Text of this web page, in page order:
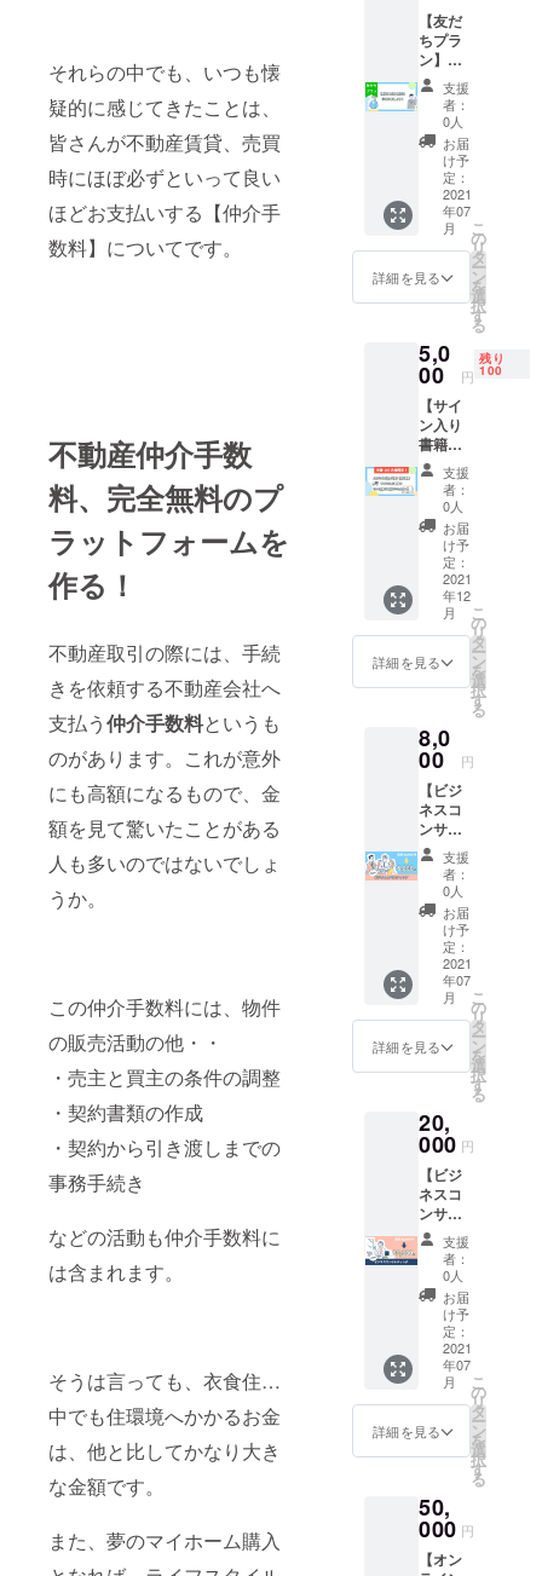
それらの中でも、いつも懐
疑的に感じてきたことは、
皆さんが不動産賃貸、売買
時にほぼ必ずといって良い
ほどお支払いする【仲介手
数料】についてです。
不動産仲介手数
料、完全無料のプ
ラットフォームを
作る！
不動産取引の際には、手続
きを依頼する不動産会社へ
支払う仲介手数料というも
のがあります。これが意外
にも高額になるもので、金
額を見て驚いたことがある
人も多いのではないでしょ
うか。
この仲介手数料には、物件
の販売活動の他・・
・売主と買主の条件の調整
・契約書類の作成
・契約から引き渡しまでの
事務手続き
などの活動も仲介手数料に
は含まれます。
そうは言っても、衣食住…
中でも住環境へかかるお金
は、他と比してかなり大き
な金額です。
また、夢のマイホーム購入
【友だ
ちプラ
ン】個
人連絡
先の交
換（友
達にな
れま
す！）
私、清
水と友
達にな
れるプ
ランで
す。 気
軽に
セージ
のやり
取りが
できる
LINEの
交換を
させて
いただ
きま
す。 ＊
頻繁な
メッ
セージ
のやり
取り
や、日
中等に
事はで
きませ
んので
ご了承
くださ
い。 ※
万一今
後連絡
先変更
の際に
は、予
めお伝
えさせ
ていた
だきま
す ※永
久保証
支援
者：
0人
お届
け予
定：
2021
年07
月
詳細を見る
こ
の
リ
タ
ー
ン
を
選
択
す
る
5,0
00 円
残り
100
【サイ
ン入り
書籍】
先着100
名様限
定！ 幻
冬舎よ
り2021
年11月
発売予
定の新
刊書籍
にサイ
ンをし
てお届
けさせ
だきま
す。 お
届け時
期：
2021年
12月中
旬
支援
者：
0人
お届
け予
定：
2021
年12
月
詳細を見る
こ
の
リ
タ
ー
ン
を
選
択
す
る
8,0
00 円
【ビジ
ネスコ
ンサル
ティン
グ・お
ため
し】 約
1時間／
8,000円
通常
10,000
円のと
ころを
今回
20％OF
Fの
とさせ
ていた
だきま
す。 経
営、ビ
ジネス
に関す
ること
の他、
業種業
態規模
を問わ
ず、
ちょっ
とした
ご相談
事でも
談くだ
さい。
不動産
に関す
支援
者：
0人
お届
け予
定：
2021
年07
月
詳細を見る
こ
の
リ
タ
ー
ン
を
選
択
す
る
20,
000 円
【ビジ
ネスコ
ンサル
ティン
グ・
しっか
り】 約
3時間／
20,000
円 通常
30,000
円を今
回に限
り
33％OF
Fの
円とさ
せてい
ただき
ます。
支援
者：
0人
お届
け予
定：
2021
年07
月
詳細を見る
こ
の
リ
タ
ー
ン
を
選
択
す
る
50,
000 円
【オン